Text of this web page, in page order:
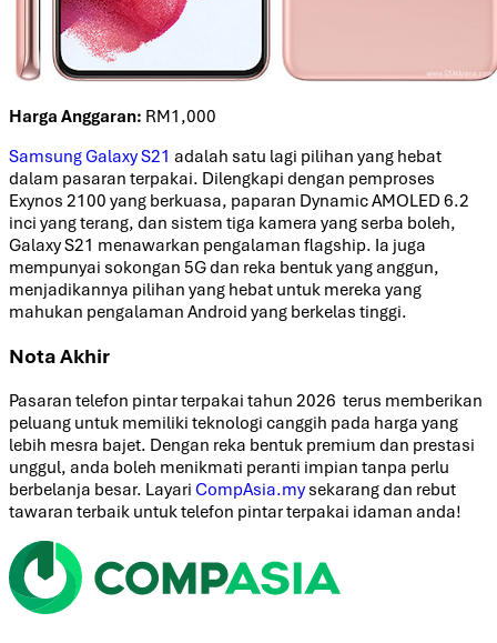
Harga Anggaran: RM1,000
Samsung Galaxy S21 adalah satu lagi pilihan yang hebat
dalam pasaran terpakai. Dilengkapi dengan pemproses
Exynos 2100 yang berkuasa, paparan Dynamic AMOLED 6.2
inci yang terang, dan sistem tiga kamera yang serba boleh,
Galaxy S21 menawarkan pengalaman flagship. Ia juga
mempunyai sokongan 5G dan reka bentuk yang anggun,
menjadikannya pilihan yang hebat untuk mereka yang
mahukan pengalaman Android yang berkelas tinggi.
Nota Akhir
Pasaran telefon pintar terpakai tahun 2026 terus memberikan
peluang untuk memiliki teknologi canggih pada harga yang
lebih mesra bajet. Dengan reka bentuk premium dan prestasi
unggul, anda boleh menikmati peranti impian tanpa perlu
berbelanja besar. Layari CompAsia.my sekarang dan rebut
tawaran terbaik untuk telefon pintar terpakai idaman anda!